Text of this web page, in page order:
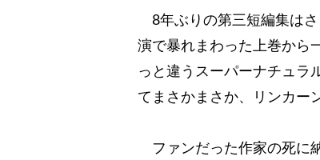
8年ぶりの第三短編集はさ
演で暴れまわった上巻から
っと違うスーパーナチュラ
てまさかまさか、リンカー
ファンだった作家の死に